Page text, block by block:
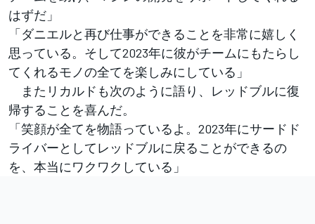
はずだ」
「ダニエルと再び仕事ができることを非常に嬉しく
思っている。そして2023年に彼がチームにもたらし
てくれるモノの全てを楽しみにしている」
またリカルドも次のように語り、レッドブルに復
帰することを喜んだ。
「笑顔が全てを物語っているよ。2023年にサードド
ライバーとしてレッドブルに戻ることができるの
を、本当にワクワクしている」